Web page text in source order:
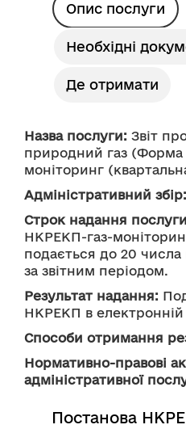
Опис послуги
Необхідні
Де отримати
Назва послуги: Звіт
природний газ
Адміністративний збір:
Строк надання
НКРЕКП-газ-
подається до 20 числа
за звітним періодом.
Результат надання:
НКРЕКП в
Способи отримання
Нормативно-правові
адміністративної
Постанова